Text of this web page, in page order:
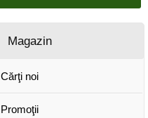
Magazin
Cărţi noi
Promoţii